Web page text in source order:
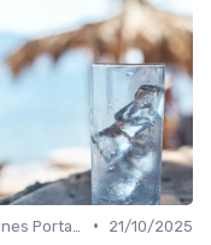
•
21/10/2025